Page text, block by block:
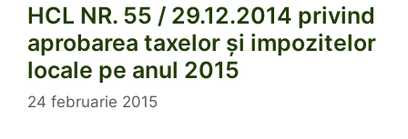
HCL NR. 55 / 29.12.2014 privind
aprobarea taxelor şi impozitelor
locale pe anul 2015
24 februarie 2015